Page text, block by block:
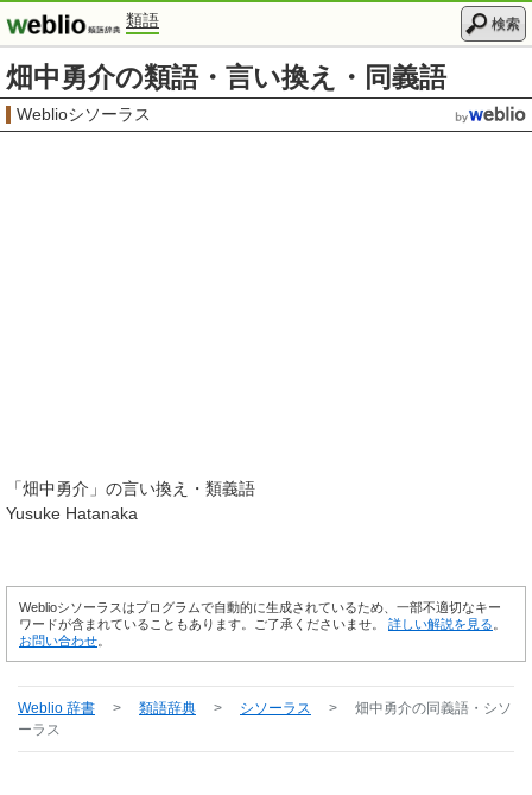
類語 検索
畑中勇介の類語・言い換え・同義語
Weblioシソーラス
「畑中勇介 」の言い換え・類義語
Yusuke Hatanaka
Weblioシソーラスはプログラムで自動的に生成されているため、一部不適切なキー
ワードが含まれていることもあります。ご了承くださいませ。 詳しい解説を見る
お問い合わせ
Weblio 辞書 > 類語辞典 > シソーラス > 畑中勇介の同義語・シソ
ーラス